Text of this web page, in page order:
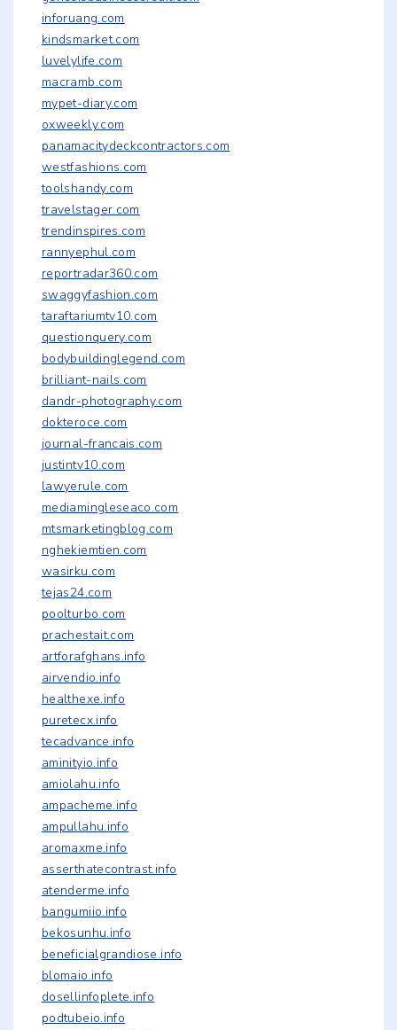
inforuang.com
kindsmarket.com
luvelylife.com
macramb.com
mypet-diary.com
oxweekly.com
panamacitydeckcontractors.com
westfashions.com
toolshandy.com
travelstager.com
trendinspires.com
rannyephul.com
reportradar360.com
swaggyfashion.com
taraftariumtv10.com
questionquery.com
bodybuildinglegend.com
brilliant-nails.com
dandr-photography.com
dokteroce.com
journal-francais.com
justintv10.com
lawyerule.com
mediamingleseaco.com
mtsmarketingblog.com
nghekiemtien.com
wasirku.com
tejas24.com
poolturbo.com
prachestait.com
artforafghans.info
airvendio.info
healthexe.info
puretecx.info
tecadvance.info
aminityio.info
amiolahu.info
ampacheme.info
ampullahu.info
aromaxme.info
asserthatecontrast.info
atenderme.info
bangumiio.info
bekosunhu.info
beneficialgrandiose.info
blomaio.info
dosellinfoplete.info
podtubeio.info